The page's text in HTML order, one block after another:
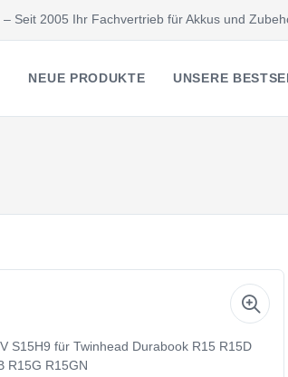
Seit 2005 Ihr Fachvertrieb für Akkus und
NEUE PRODUKTE UNSERE